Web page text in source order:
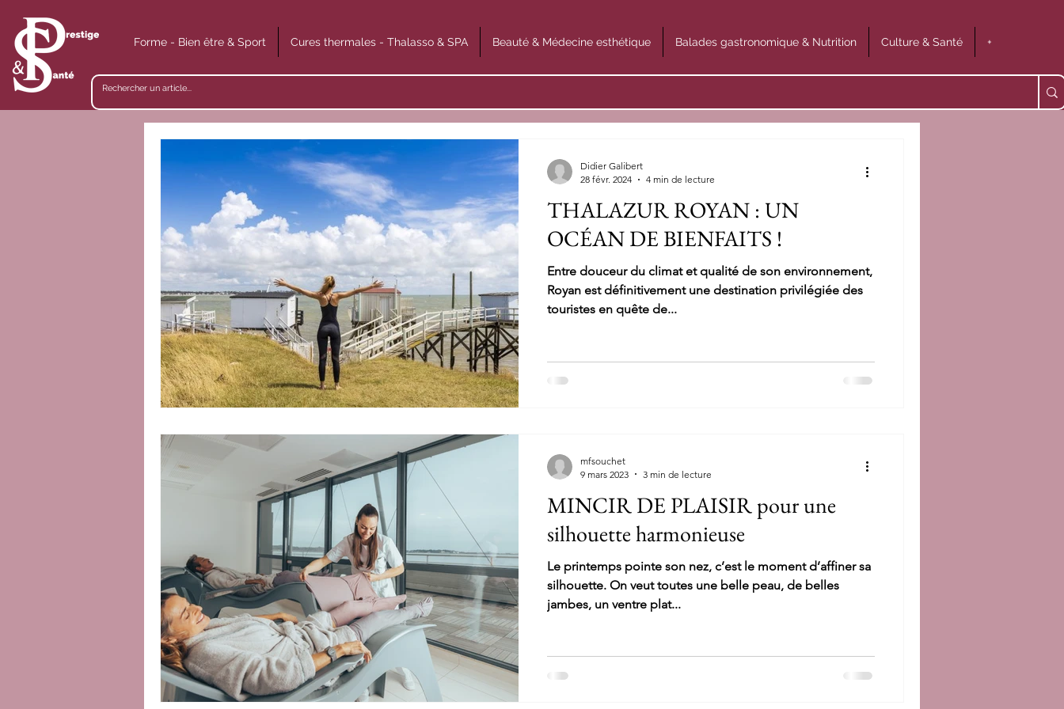
Forme - Bien être & Sport Cures thermales - Thalasso & SPA Beauté & Médecine esthétique Balades gastronomique & Nutrition Culture & Santé +
THALAZUR ROYAN : UN
OCÉAN DE BIENFAITS !
Entre douceur du climat et qualité de son environnement,
Royan est définitivement une destination privilégiée des
touristes en quête de...
Didier Galibert
28 févr. 2024
4 min de lecture
MINCIR DE PLAISIR pour une
silhouette harmonieuse
Le printemps pointe son nez, c’est le moment d’affiner sa
silhouette. On veut toutes une belle peau, de belles
jambes, un ventre plat...
mfsouchet
9 mars 2023
3 min de lecture